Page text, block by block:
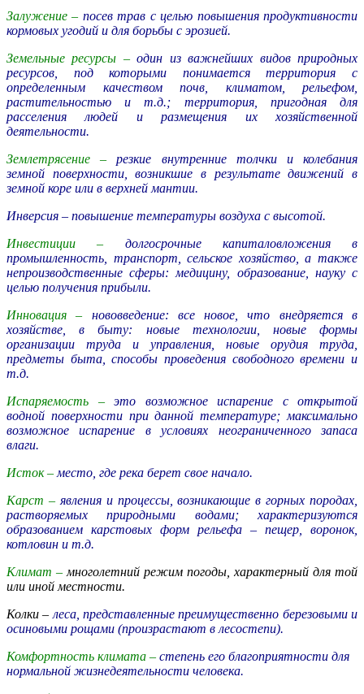
Залужение – посев трав с целью повышения продуктивности
кормовых угодий и для борьбы с эрозией.
Земельные ресурсы – один из важнейших видов природных
ресурсов, под которыми понимается территория с
определенным качеством почв, климатом, рельефом,
растительностью и т.д.; территория, пригодная для
расселения людей и размещения их хозяйственной
деятельности.
Землетрясение – резкие внутренние толчки и колебания
земной поверхности, возникшие в результате движений в
земной коре или в верхней мантии.
Инверсия – повышение температуры воздуха с высотой.
Инвестиции – долгосрочные капиталовложения в
промышленность, транспорт, сельское хозяйство, а также
непроизводственные сферы: медицину, образование, науку с
целью получения прибыли.
Инновация – нововведение: все новое, что внедряется в
хозяйстве, в быту: новые технологии, новые формы
организации труда и управления, новые орудия труда,
предметы быта, способы проведения свободного времени и
т.д.
Испаряемость –
это возможное испарение с открытой
водной поверхности при данной температуре; максимально
возможное испарение в условиях неограниченного запаса
влаги.
Исток – место, где река берет свое начало.
Карст –явления и процессы, возникающие в горных породах,
растворяемых природными водами; характеризуются
образованием карстовых форм рельефа – пещер, воронок,
котловин и т.д.
Климат – многолетний режим погоды, характерный для той
или иной местности.
Колки – леса, представленные преимущественно березовыми и
осиновыми рощами (произрастают в лесостепи).
Комфортность климата – степень его благоприятности для
нормальной жизнедеятельности человека.